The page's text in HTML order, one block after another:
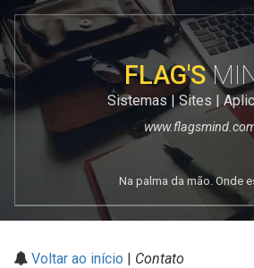
FLAG'S
Sistemas | Sites |
Na palma da mão. Onde
Voltar ao início | Contato